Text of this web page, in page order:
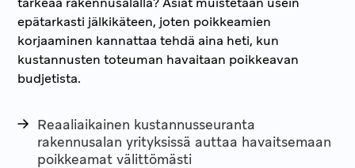
epätarkasti jälkikäteen, joten poikkeamien
korjaaminen kannattaa tehdä aina heti, kun
kustannusten toteuman havaitaan poikkeavan
budjetista.
Reaaliaikainen kustannusseuranta
rakennusalan yrityksissä auttaa havaitsemaan
poikkeamat välittömästi